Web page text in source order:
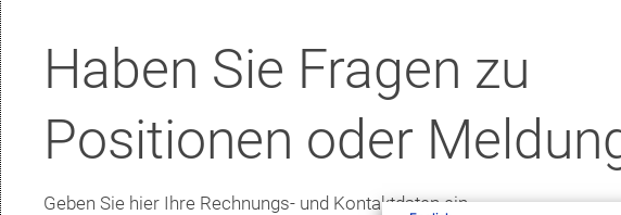
Haben Sie Fragen zu
Positionen oder
Geben Sie hier Ihre Rechnungs- und Kontaktdaten ein.